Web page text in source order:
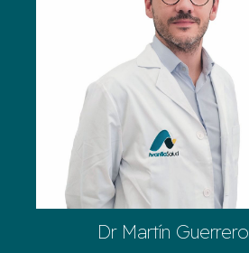
Dr Martín Guerrero